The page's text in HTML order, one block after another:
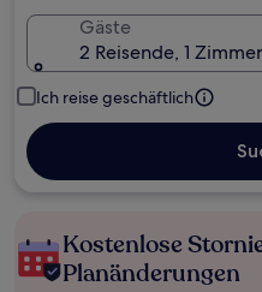
Gäste
2 Reisende, 1 Zimmer
Ich reise geschäftlich
Kostenlose
Planänderungen